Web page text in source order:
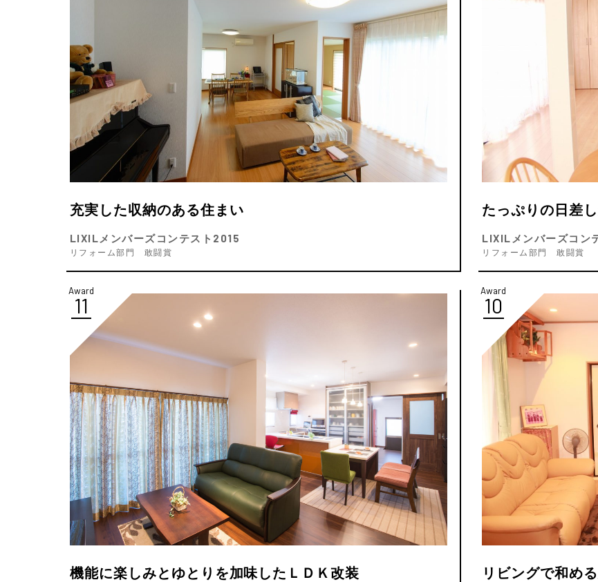
充実した収納のある住まい
LIXILメンバーズコンテスト2015
リフォーム部門 敢闘賞
たっぷりの日差
LIXILメンバーズコン
リフォーム部門 敢闘賞
Award
11
機能に楽しみとゆとりを加味したＬＤＫ改装
Award
10
リビングで和め